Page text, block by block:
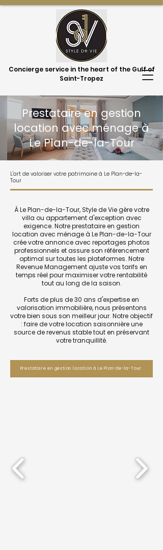
Concierge service in the heart of the Gulf of
Saint-Tropez
Prestataire en gestion
location avec ménage à
Le Plan-de-la-Tour
L'art de valoriser votre patrimoine à Le Plan-de-la-
Tour
À Le Plan-de-la-Tour, Style de Vie gère votre
villa ou appartement d'exception avec
exigence. Notre prestataire en gestion
location avec ménage à Le Plan-de-la-Tour
crée votre annonce avec reportages photos
professionnels et assure son référencement
optimal sur toutes les plateformes. Notre
Revenue Management ajuste vos tarifs en
temps réel pour maximiser votre rentabilité
tout au long de la saison.
Forts de plus de 30 ans d'expertise en
valorisation immobilière, nous présentons
votre bien sous son meilleur jour. Notre objectif
: faire de votre location saisonnière une
source de revenus stable tout en préservant
votre tranquillité.
Prestataire en gestion location à Le Plan-de-la-Tour